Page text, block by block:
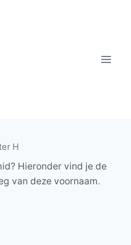
H
Hieronder vind je de
van deze voornaam.